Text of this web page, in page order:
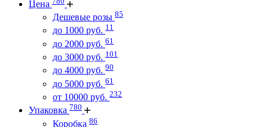
Цена
Дешевые розы 85
до 1000 руб. 11
до 2000 руб. 61
до 3000 руб. 101
до 4000 руб. 90
до 5000 руб. 61
от 10000 руб. 232
Упаковка 780
Коробка 86